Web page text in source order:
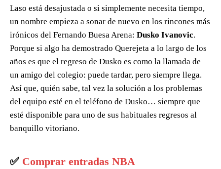
Laso está desajustada o si simplemente necesita tiempo,
un nombre empieza a sonar de nuevo en los rincones más
irónicos del Fernando Buesa Arena: Dusko Ivanovic.
Porque si algo ha demostrado Querejeta a lo largo de los
años es que el regreso de Dusko es como la llamada de
un amigo del colegio: puede tardar, pero siempre llega.
Así que, quién sabe, tal vez la solución a los problemas
del equipo esté en el teléfono de Dusko… siempre que
esté disponible para uno de sus habituales regresos al
banquillo vitoriano.
✅ Comprar entradas NBA